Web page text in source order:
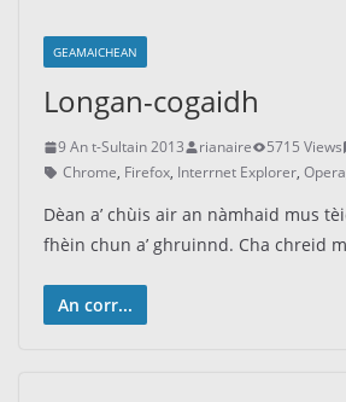
GEAMAICHEAN
Longan-cogaidh
9 An t-Sultain 2013 rianaire 5715 Views
Chrome, Firefox, Interrnet Explorer, Opera
Dèan a’ chùis air an nàmhaid mus
fhèin chun a’ ghruinnd. Cha chreid
An corr...